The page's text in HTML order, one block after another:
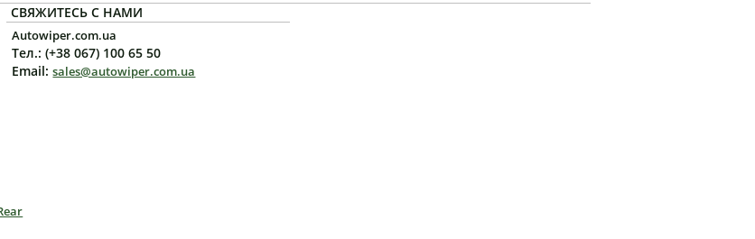
СВЯЖИТЕСЬ С НАМИ
Autowiper.com.ua
Тел.: (+38 067) 100 65 50
Email:sales@autowiper.com.ua